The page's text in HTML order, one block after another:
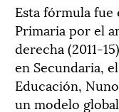
Esta fórmula fue
Primaria por el
derecha (2011-
en Secundaria,
Educación,
un modelo